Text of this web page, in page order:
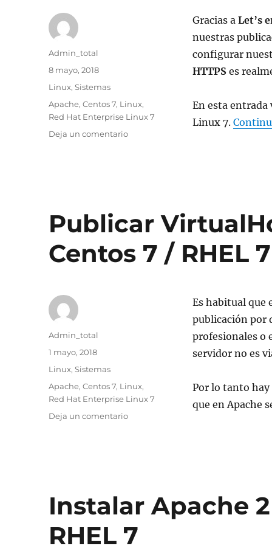
Gracias a Let’s
nuestras
configurar
HTTPSes
En esta entrada
Linux 7.
Autor
Admin_total
Publicado
el
8 mayo, 2018
Categorías
Linux,Sistemas
Etiquetas
Apache,Centos 7, Linux,
Red Hat Enterprise Linux 7
Deja un comentarioen
configura
HTTPS
con
Certbot
Publicar
Centos 7 / RHEL 7
Es habitual que
publicación por
profesionales o
servidor no es
Por lo tanto
que en Apache
Autor
Admin_total
Publicado
el
1 mayo, 2018
Categorías
Linux,Sistemas
Etiquetas
Apache,Centos 7, Linux,
Red Hat Enterprise Linux 7
Deja un comentarioen
7
/
RHEL
7
Instalar Apache
RHEL 7